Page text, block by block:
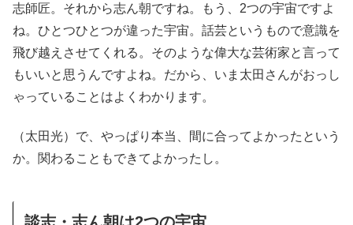
志師匠。それから志ん朝ですね。もう、2つの宇宙ですよ
ね。ひとつひとつが違った宇宙。話芸というもので意識を
飛び越えさせてくれる。そのような偉大な芸術家と言って
もいいと思うんですよね。だから、いま太田さんがおっし
ゃっていることはよくわかります。
（太田光）で、やっぱり本当、間に合ってよかったという
か。関わることもできてよかったし。